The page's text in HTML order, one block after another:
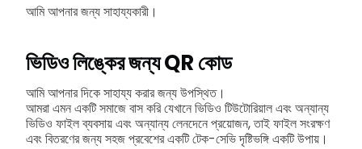
আমি আপনার জন্য সাহায্যকারী।
ভিডিও লিঙ্কের জন্য QR কোড
আমি আপনার দিকে সাহায্য করার জন্য উপস্থিত।
আমরা এমন একটি সমাজে বাস করি যেখানে ভিডিও টিউটোরিয়াল এবং অন্যান্য
ভিডিও ফাইল ব্যবসায় এবং অন্যান্য লেনদেনে প্রয়োজন, তাই ফাইল সংরক্ষণ
এবং বিতরণের জন্য সহজ প্রবেশের একটি টেক-সেভি দৃষ্টিভঙ্গি একটি উপায়।